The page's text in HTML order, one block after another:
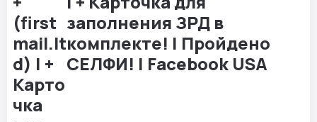
заполнения ЗРД в
комплекте! | Пройдено
СЕЛФИ! | Facebook USA